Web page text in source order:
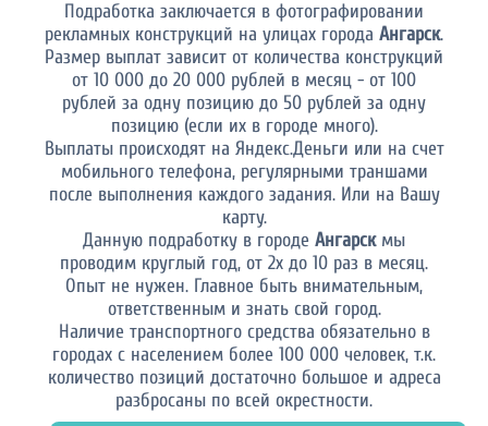
Подработка заключается в фотографировании
рекламных конструкций на улицах города Ангарск.
Размер выплат зависит от количества конструкций
от 10 000 до 20 000 рублей в месяц - от 100
рублей за одну позицию до 50 рублей за одну
позицию (если их в городе много).
Выплаты происходят на Яндекс.Деньги или на счет
мобильного телефона, регулярными траншами
после выполнения каждого задания. Или на Вашу
карту.
Данную подработку в городе Ангарскмы
проводим круглый год, от 2х до 10 раз в месяц.
Опыт не нужен. Главное быть внимательным,
ответственным и знать свой город.
Наличие транспортного средства обязательно в
городах с населением более 100 000 человек, т.к.
количество позиций достаточно большое и адреса
разбросаны по всей окрестности.